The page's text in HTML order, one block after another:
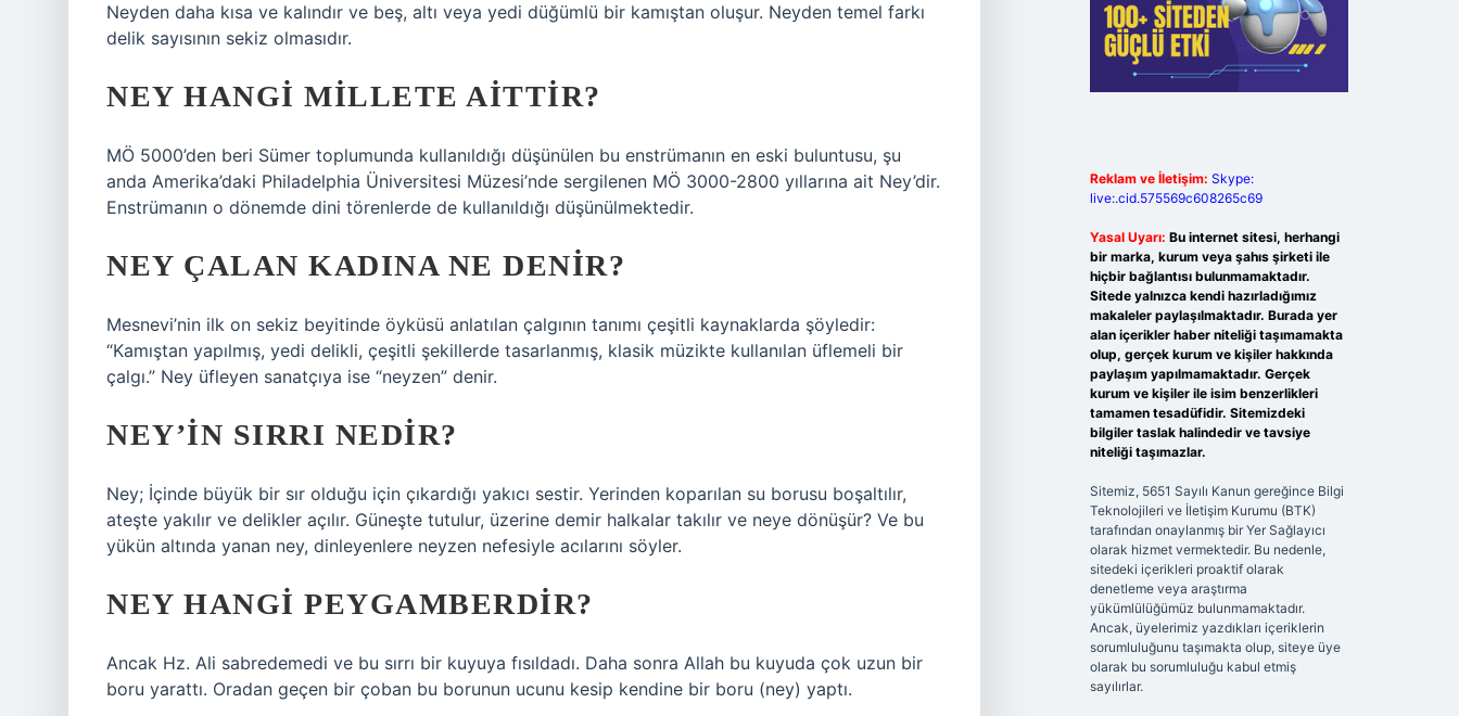
Neyden daha kısa ve kalındır ve beş, altı veya yedi düğümlü bir kamıştan oluşur. Neyden temel farkı
delik sayısının sekiz olmasıdır.
NEY HANGI MILLETE AITTIR?
MÖ 5000’den beri Sümer toplumunda kullanıldığı düşünülen bu enstrümanın en eski buluntusu, şu
anda Amerika’daki Philadelphia Üniversitesi Müzesi’nde sergilenen MÖ 3000-2800 yıllarına ait Ney’dir.
Enstrümanın o dönemde dini törenlerde de kullanıldığı düşünülmektedir.
NEY ÇALAN KADINA NE DENIR?
Mesnevi’nin ilk on sekiz beyitinde öyküsü anlatılan çalgının tanımı çeşitli kaynaklarda şöyledir:
“Kamıştan yapılmış, yedi delikli, çeşitli şekillerde tasarlanmış, klasik müzikte kullanılan üflemeli bir
çalgı.” Ney üfleyen sanatçıya ise “neyzen” denir.
NEY’IN SIRRI NEDIR?
Ney; İçinde büyük bir sır olduğu için çıkardığı yakıcı sestir. Yerinden koparılan su borusu boşaltılır,
ateşte yakılır ve delikler açılır. Güneşte tutulur, üzerine demir halkalar takılır ve neye dönüşür? Ve bu
yükün altında yanan ney, dinleyenlere neyzen nefesiyle acılarını söyler.
NEY HANGI PEYGAMBERDIR?
Ancak Hz. Ali sabredemedi ve bu sırrı bir kuyuya fısıldadı. Daha sonra Allah bu kuyuda çok uzun bir
boru yarattı. Oradan geçen bir çoban bu borunun ucunu kesip kendine bir boru (ney) yaptı.
Reklam ve İletişim: Skype:
live:.cid.575569c608265c69
Yasal Uyarı: Bu internet sitesi, herhangi
bir marka, kurum veya şahıs şirketi ile
hiçbir bağlantısı bulunmamaktadır.
Sitede yalnızca kendi hazırladığımız
makaleler paylaşılmaktadır. Burada yer
alan içerikler haber niteliği taşımamakta
olup, gerçek kurum ve kişiler hakkında
paylaşım yapılmamaktadır. Gerçek
kurum ve kişiler ile isim benzerlikleri
tamamen tesadüfidir. Sitemizdeki
bilgiler taslak halindedir ve tavsiye
niteliği taşımazlar.
Sitemiz, 5651 Sayılı Kanun gereğince Bilgi
Teknolojileri ve İletişim Kurumu (BTK)
tarafından onaylanmış bir Yer Sağlayıcı
olarak hizmet vermektedir. Bu nedenle,
sitedeki içerikleri proaktif olarak
denetleme veya araştırma
yükümlülüğümüz bulunmamaktadır.
Ancak, üyelerimiz yazdıkları içeriklerin
sorumluluğunu taşımakta olup, siteye üye
olarak bu sorumluluğu kabul etmiş
sayılırlar.